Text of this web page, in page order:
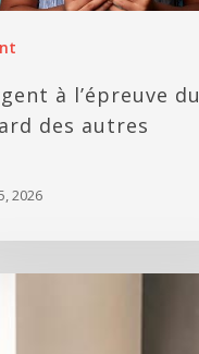
à l’épreuve du
des autres
2026